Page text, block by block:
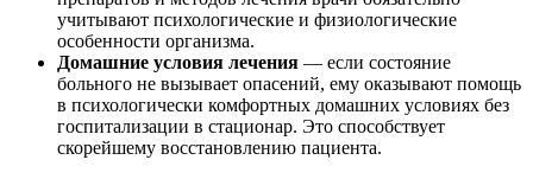
учитывают психологические и физиологические
особенности организма.
Домашние условия лечения — если состояние
больного не вызывает опасений, ему оказывают помощь
в психологически комфортных домашних условиях без
госпитализации в стационар. Это способствует
скорейшему восстановлению пациента.